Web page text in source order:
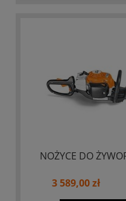
NOŻYCE DO
3 589,00 zł